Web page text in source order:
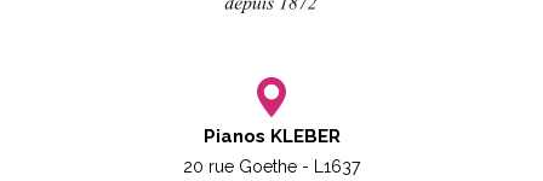
Pianos KLEBER
20 rue Goethe - L1637